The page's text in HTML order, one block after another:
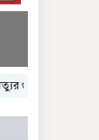
অস্ট্রেলিয়ায় যেতে